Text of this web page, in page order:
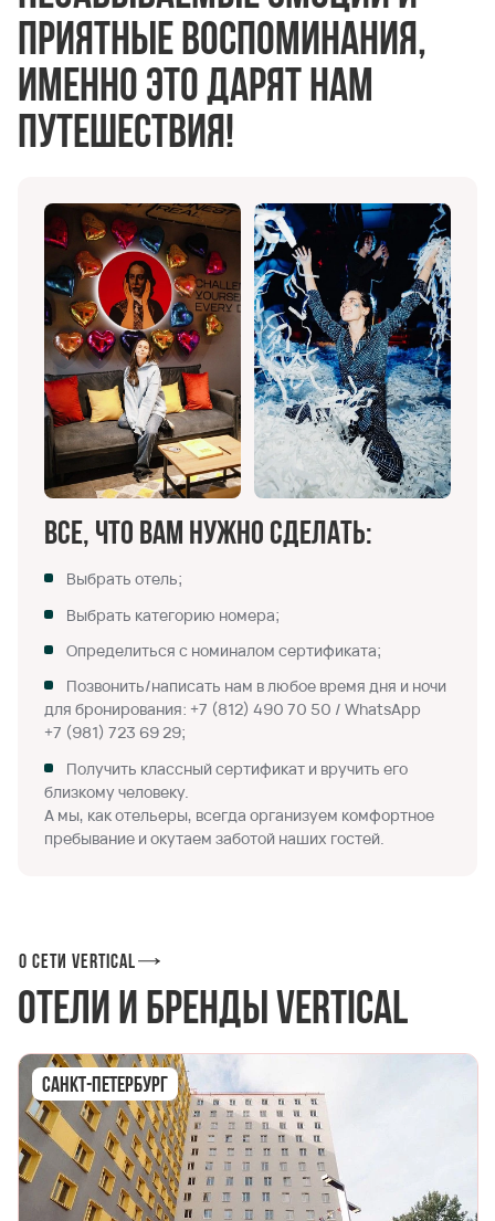
приятные воспоминания,
именно это дарят нам
путешествия!
Все, что вам нужно сделать:
Выбрать отель;
Выбрать категорию номера;
Определиться с номиналом сертификата;
Позвонить/написать нам в любое время дня и ночи
для бронирования: +7 (812) 490 70 50 / WhatsApp
+7 (981) 723 69 29;
Получить классный сертификат и вручить его
близкому человеку.
А мы, как отельеры, всегда организуем комфортное
пребывание и окутаем заботой наших гостей.
О сети Vertical
Отели и бренды Vertical
Санкт-Петербург